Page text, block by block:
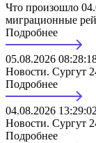
Что произошло
миграционные
Подробнее
05.08.2026
Новости. Сургут
Подробнее
04.08.2026 13:29:02
Новости. Сургут
Подробнее